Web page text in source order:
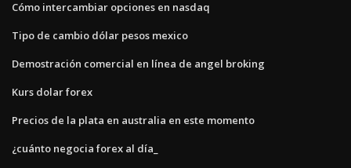
Cómo intercambiar opciones en nasdaq
Tipo de cambio dólar pesos mexico
Demostración comercial en línea de angel broking
Kurs dolar forex
Precios de la plata en australia en este momento
¿cuánto negocia forex al día_